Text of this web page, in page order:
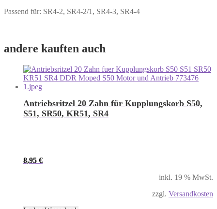
Passend für: SR4-2, SR4-2/1, SR4-3, SR4-4
andere kauften auch
Antriebsritzel 20 Zahn für Kupplungskorb S50,
S51, SR50, KR51, SR4
8,95 €
inkl. 19 % MwSt.
zzgl. Versandkosten